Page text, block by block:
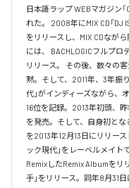
日本語ラップ WEBマガジン「
れた。 2008年にMIX CD「DJ
をリリースし、MIX CDなが
には、 BACHLOGICフルプロ
リリース。 その後、数々の
黙。そして、2011年、3年振
代」がインディーズながら、
16位を記録。2013年初頭、
を発売。そして、自身初とな
を2013年12月13日にリリー
ック現代」をレーベルメイ
RemixしたRemix Albumをリ
手」をリリース。同年8月31